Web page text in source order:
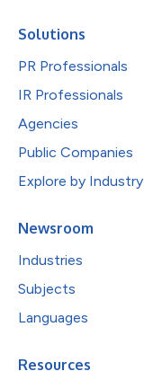
Solutions
PR Professionals
IR Professionals
Agencies
Public Companies
Explore by Industry
Newsroom
Industries
Subjects
Languages
Resources